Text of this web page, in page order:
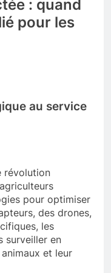
: quand
pour les
au service
révolution
pour optimiser
des drones,
les
surveiller en
et leur